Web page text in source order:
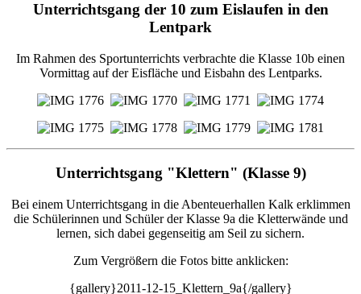
Unterrichtsgang der 10 zum Eislaufen in den
Lentpark
Im Rahmen des Sportunterrichts verbrachte die Klasse 10b einen
Vormittag auf der Eisfläche und Eisbahn des Lentparks.
Unterrichtsgang "Klettern" (Klasse 9)
Bei einem Unterrichtsgang in die Abenteuerhallen Kalk erklimmen
die Schülerinnen und Schüler der Klasse 9a die Kletterwände und
lernen, sich dabei gegenseitig am Seil zu sichern.
Zum Vergrößern die Fotos bitte anklicken:
{gallery}2011-12-15_Klettern_9a{/gallery}